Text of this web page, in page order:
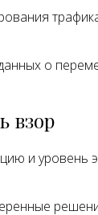
о
взор
и уровень